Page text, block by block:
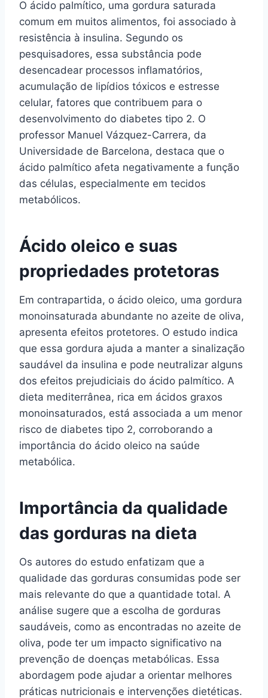
O ácido palmítico, uma gordura saturada
comum em muitos alimentos, foi associado à
resistência à insulina. Segundo os
pesquisadores, essa substância pode
desencadear processos inflamatórios,
acumulação de lipídios tóxicos e estresse
celular, fatores que contribuem para o
desenvolvimento do diabetes tipo 2. O
professor Manuel Vázquez-Carrera, da
Universidade de Barcelona, destaca que o
ácido palmítico afeta negativamente a função
das células, especialmente em tecidos
metabólicos.
Ácido oleico e suas
propriedades protetoras
Em contrapartida, o ácido oleico, uma gordura
monoinsaturada abundante no azeite de oliva,
apresenta efeitos protetores. O estudo indica
que essa gordura ajuda a manter a sinalização
saudável da insulina e pode neutralizar alguns
dos efeitos prejudiciais do ácido palmítico. A
dieta mediterrânea, rica em ácidos graxos
monoinsaturados, está associada a um menor
risco de diabetes tipo 2, corroborando a
importância do ácido oleico na saúde
metabólica.
Importância da qualidade
das gorduras na dieta
Os autores do estudo enfatizam que a
qualidade das gorduras consumidas pode ser
mais relevante do que a quantidade total. A
análise sugere que a escolha de gorduras
saudáveis, como as encontradas no azeite de
oliva, pode ter um impacto significativo na
prevenção de doenças metabólicas. Essa
abordagem pode ajudar a orientar melhores
práticas nutricionais e intervenções dietéticas.